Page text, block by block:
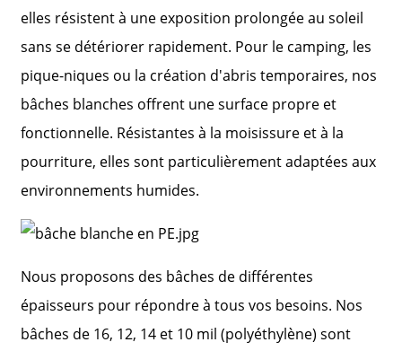
elles résistent à une exposition prolongée au soleil
sans se détériorer rapidement. Pour le camping, les
pique-niques ou la création d'abris temporaires, nos
bâches blanches offrent une surface propre et
fonctionnelle. Résistantes à la moisissure et à la
pourriture, elles sont particulièrement adaptées aux
environnements humides.
Nous proposons des bâches de différentes
épaisseurs pour répondre à tous vos besoins. Nos
bâches de 16, 12, 14 et 10 mil (polyéthylène) sont